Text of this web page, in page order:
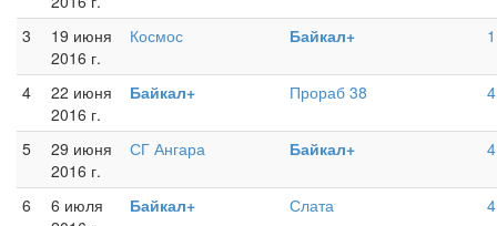
3
19 июня
2016 г.
Космос Байкал+
4
22 июня
2016 г.
Байкал+ Прораб 38
5
29 июня
2016 г.
СГ Ангара Байкал+
6
6 июля
Байкал+ Слата